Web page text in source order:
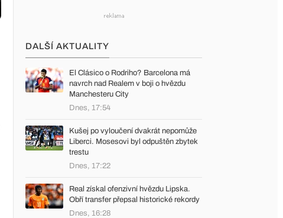
DALŠÍ AKTUALITY
El Clásico o Rodriho? Barcelona má
navrch nad Realem v boji o hvězdu
Manchesteru City
Dnes, 17:54
Kušej po vyloučení dvakrát nepomůže
Liberci. Mosesovi byl odpuštěn zbytek
trestu
Dnes, 17:22
Real získal ofenzivní hvězdu Lipska.
Obří transfer přepsal historické rekordy
Dnes, 16:28